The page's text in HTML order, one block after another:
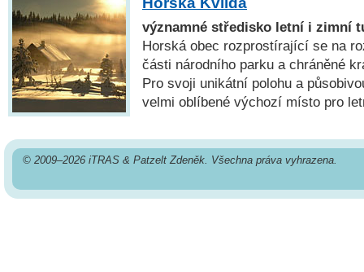
významné středisko letní i zimní
Horská obec rozprostírající se na
části národního parku a chráněné
Pro svoji unikátní polohu a
velmi oblíbené výchozí místo pro
© 2009–2026 iTRAS & Patzelt Zdeněk. Všechna práva vyhrazena.